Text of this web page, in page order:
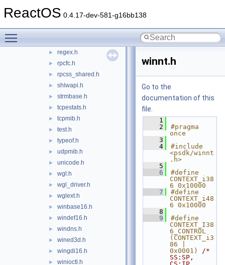
ReactOS 0.4.17-dev-581-g16bb138
► ntsecapi.h
► orpc.idl
► port.h
► regex.h
► rpcfc.h
► rpcss_shared.h
► shlwapi.h
► strmbase.h
► tcpestats.h
► tcpmib.h
► test.h
► typeof.h
► udpmib.h
► unicode.h
► wgl.h
► wgl_driver.h
► wglext.h
► winbase16.h
► windef16.h
► windns.h
► wined3d.h
► wingdi16.h
► winioctl.h
winnt.h
Go to the
documentation of this
file.
    1
    2
#pragma
once
    3
    4
#include
<psdk/winnt
.h>
    5
    6
#define
CONTEXT_i38
6 0x10000
    7
#define
CONTEXT_i48
6 0x10000
    8
    9
#define
CONTEXT_I38
6_CONTROL
(CONTEXT_i3
86 |
0x0001) /*
SS:SP,